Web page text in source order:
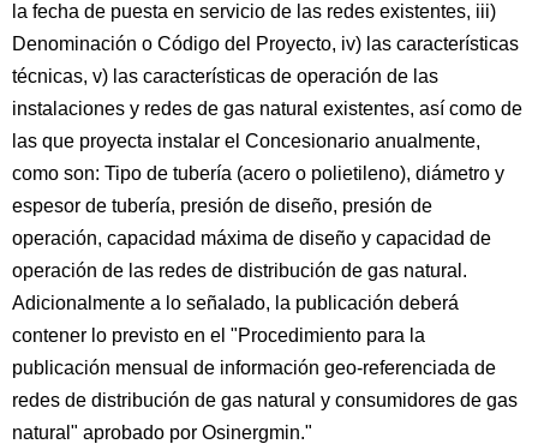
la fecha de puesta en servicio de las redes existentes, iii)
Denominación o Código del Proyecto, iv) las características
técnicas, v) las características de operación de las
instalaciones y redes de gas natural existentes, así como de
las que proyecta instalar el Concesionario anualmente,
como son: Tipo de tubería (acero o polietileno), diámetro y
espesor de tubería, presión de diseño, presión de
operación, capacidad máxima de diseño y capacidad de
operación de las redes de distribución de gas natural.
Adicionalmente a lo señalado, la publicación deberá
contener lo previsto en el "Procedimiento para la
publicación mensual de información geo-referenciada de
redes de distribución de gas natural y consumidores de gas
natural" aprobado por Osinergmin."